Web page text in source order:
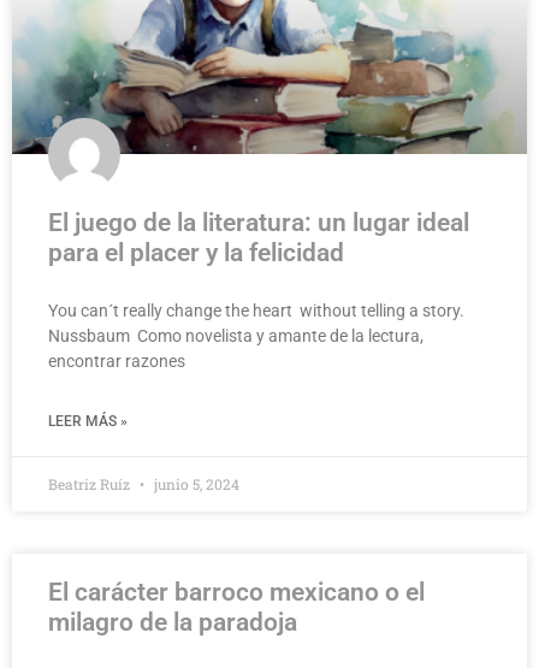
El juego de la literatura: un lugar ideal
para el placer y la felicidad
You can´t really change the heart without telling a story.
Nussbaum Como novelista y amante de la lectura,
encontrar razones
LEER MÁS »
Beatriz Ruíz junio 5, 2024
El carácter barroco mexicano o el
milagro de la paradoja